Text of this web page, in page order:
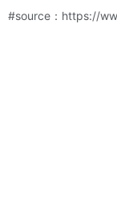
#source：https://